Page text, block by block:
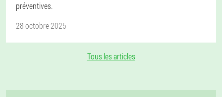
préventives.
28 octobre 2025
Tous les articles